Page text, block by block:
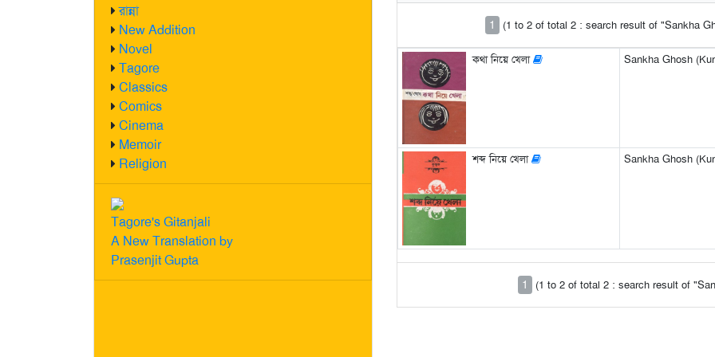
রান্না
New Addition
Novel
Tagore
Classics
Comics
Cinema
Memoir
Religion
Tagore's Gitanjali
A New Translation by
Prasenjit Gupta
1 (1 to 2 of total 2 : search result of "Sankha
কথা নিয়ে খেলা Sankha Ghosh
শব্দ নিয়ে খেলা Sankha Ghosh
1 (1 to 2 of total 2 : search result of